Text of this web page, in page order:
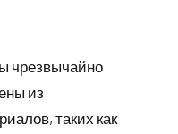
чрезвычайно
из
таких как